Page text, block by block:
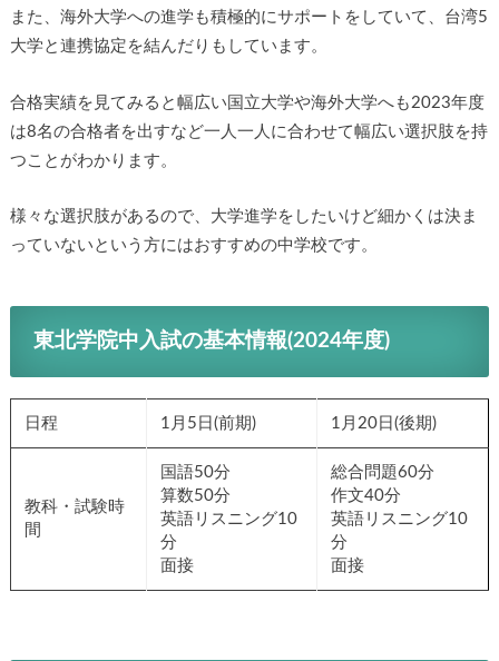
また、海外大学への進学も積極的にサポートをしていて、台湾5
大学と連携協定を結んだりもしています。
合格実績を見てみると幅広い国立大学や海外大学へも2023年度
は8名の合格者を出すなど一人一人に合わせて幅広い選択肢を持
つことがわかります。
様々な選択肢があるので、大学進学をしたいけど細かくは決ま
っていないという方にはおすすめの中学校です。
東北学院中入試の基本情報(2024年度)
日程 1月5日(前期) 1月20日(後期)
教科・試験時
間
国語50分
算数50分
英語リスニング10
分
面接
総合問題60分
作文40分
英語リスニング10
分
面接